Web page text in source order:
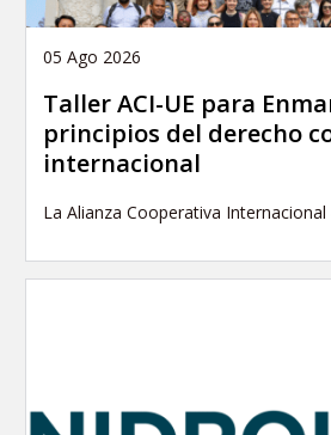
05 Ago 2026
Taller ACI-UE para
principios del derecho
internacional
La Alianza Cooperativa Internacional